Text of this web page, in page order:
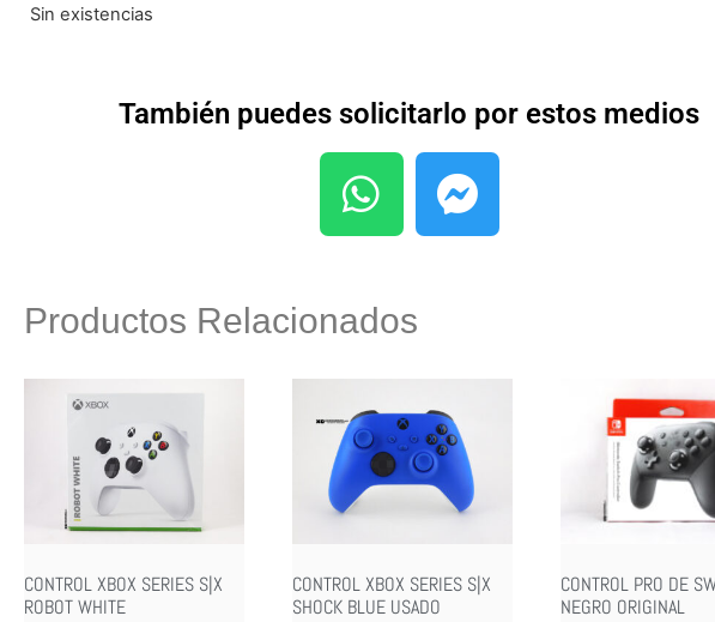
Sin existencias
También puedes solicitarlo por estos medios
Productos Relacionados
CONTROL XBOX SERIES S|X
ROBOT WHITE
CONTROL XBOX SERIES S|X
SHOCK BLUE USADO
CONTROL PRO DE
NEGRO ORIGINAL